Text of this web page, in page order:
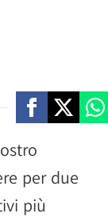
per due
più